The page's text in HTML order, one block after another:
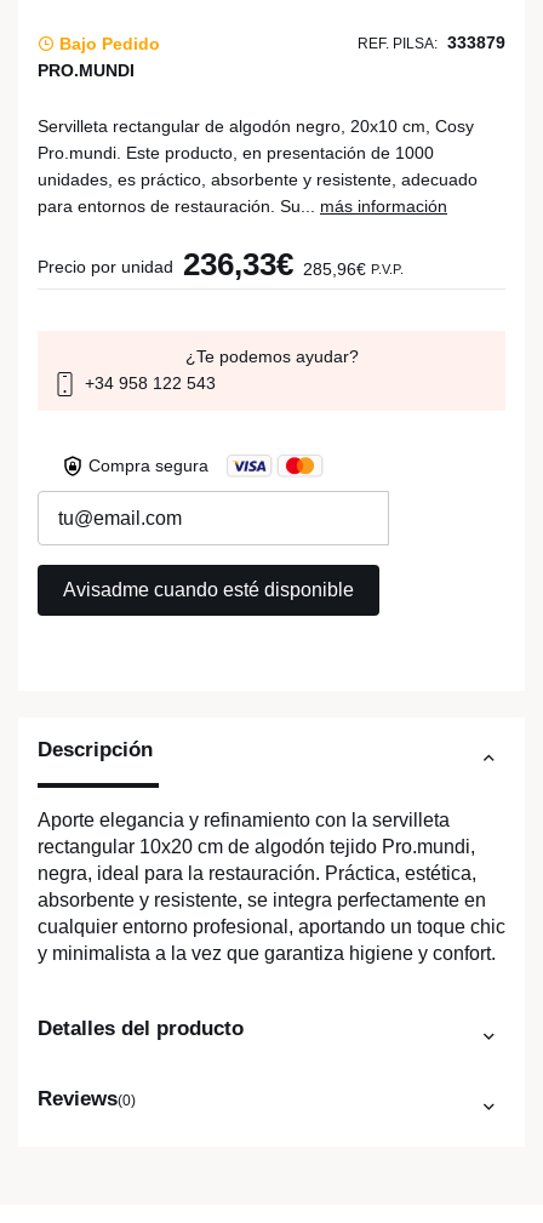
Descripción
Aporte elegancia y refinamiento con la servilleta
rectangular 10x20 cm de algodón tejido Pro.mundi,
negra, ideal para la restauración. Práctica, estética,
absorbente y resistente, se integra perfectamente en
cualquier entorno profesional, aportando un toque chic
y minimalista a la vez que garantiza higiene y confort.
Detalles del producto
Reviews(0)
Bajo Pedido REF. PILSA: 333879
PRO.MUNDI
Servilleta rectangular de algodón negro, 20x10 cm, Cosy
Pro.mundi. Este producto, en presentación de 1000
unidades, es práctico, absorbente y resistente, adecuado
para entornos de restauración. Su... más información
Precio por unidad 236,33€ 285,96€ P.V.P.
¿Te podemos ayudar?
+34 958 122 543
Compra segura